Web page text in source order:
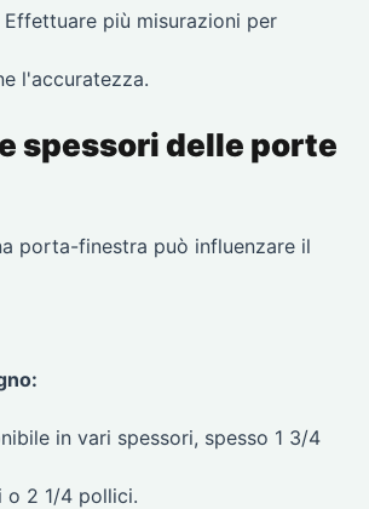
Effettuare più misurazioni per
l'accuratezza.
spessori delle porte
porta-finestra può influenzare il
in vari spessori, spesso 1 3/4
o 2 1/4 pollici.